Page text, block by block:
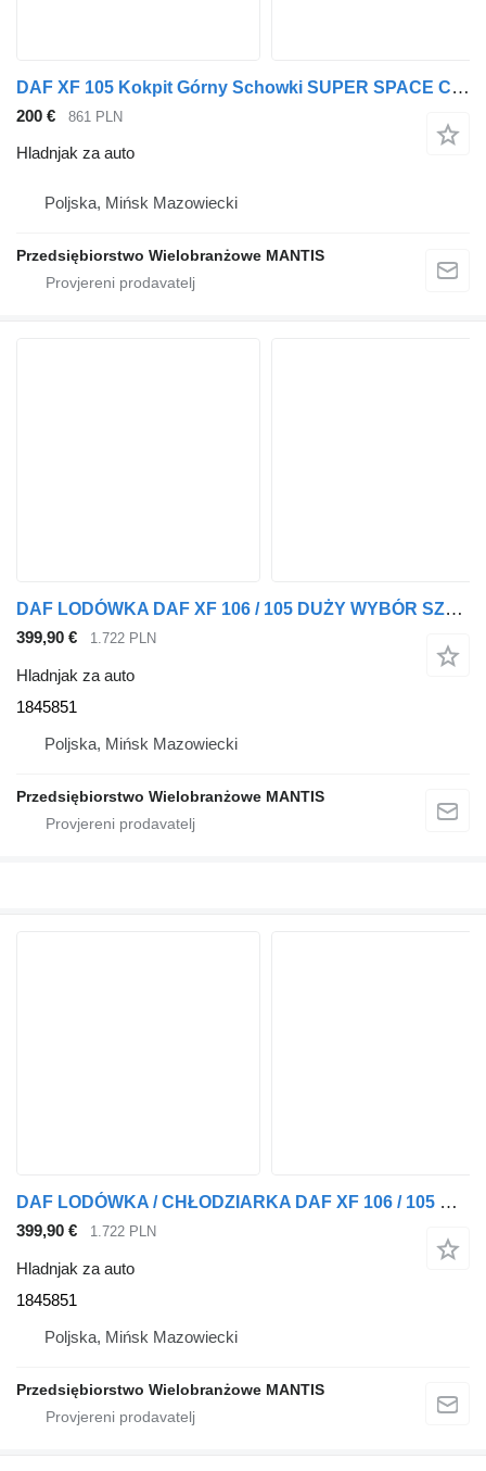
DAF XF 105 Kokpit Górny Schowki SUPER SPACE CAB hladnjak za auto za tegljača
200 € 861 PLN
Hladnjak za auto
Poljska, Mińsk Mazowiecki
Przedsiębiorstwo Wielobranżowe MANTIS
DAF LODÓWKA DAF XF 106 / 105 DUŻY WYBÓR SZEROKA OFERTA 1845851 hladnjak za auto za tegljača
399,90 € 1.722 PLN
Hladnjak za auto
1845851
Poljska, Mińsk Mazowiecki
Przedsiębiorstwo Wielobranżowe MANTIS
DAF LODÓWKA / CHŁODZIARKA DAF XF 106 / 105 DUŻY WYBÓR EURO 5 EURO 6 1845851 hladnjak za auto za tegljača
399,90 € 1.722 PLN
Hladnjak za auto
1845851
Poljska, Mińsk Mazowiecki
Przedsiębiorstwo Wielobranżowe MANTIS